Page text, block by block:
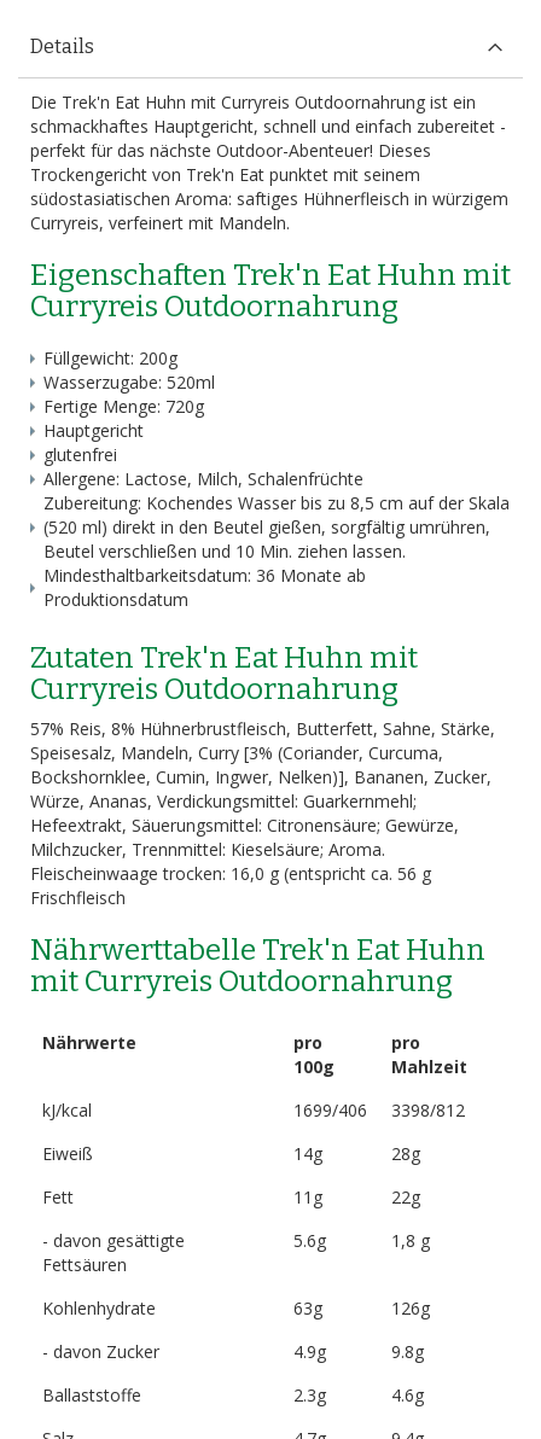
Details
Die Trek'n Eat Huhn mit Curryreis Outdoornahrung ist ein
schmackhaftes Hauptgericht, schnell und einfach zubereitet -
perfekt für das nächste Outdoor-Abenteuer! Dieses
Trockengericht von Trek'n Eat punktet mit seinem
südostasiatischen Aroma: saftiges Hühnerfleisch in würzigem
Curryreis, verfeinert mit Mandeln.
Eigenschaften Trek'n Eat Huhn mit
Curryreis Outdoornahrung
Füllgewicht: 200g
Wasserzugabe: 520ml
Fertige Menge: 720g
Hauptgericht
glutenfrei
Allergene: Lactose, Milch, Schalenfrüchte
Zubereitung: Kochendes Wasser bis zu 8,5 cm auf der Skala
(520 ml) direkt in den Beutel gießen, sorgfältig umrühren,
Beutel verschließen und 10 Min. ziehen lassen.
Mindesthaltbarkeitsdatum: 36 Monate ab
Produktionsdatum
Zutaten Trek'n Eat Huhn mit
Curryreis Outdoornahrung
57% Reis, 8% Hühnerbrustfleisch, Butterfett, Sahne, Stärke,
Speisesalz, Mandeln, Curry [3% (Coriander, Curcuma,
Bockshornklee, Cumin, Ingwer, Nelken)], Bananen, Zucker,
Würze, Ananas, Verdickungsmittel: Guarkernmehl;
Hefeextrakt, Säuerungsmittel: Citronensäure; Gewürze,
Milchzucker, Trennmittel: Kieselsäure; Aroma.
Fleischeinwaage trocken: 16,0 g (entspricht ca. 56 g
Frischfleisch
Nährwerttabelle Trek'n Eat Huhn
mit Curryreis Outdoornahrung
Nährwerte
pro
100g
pro
Mahlzeit
kJ/kcal
1699/406
3398/812
Eiweiß
14g
28g
Fett
11g
22g
- davon gesättigte
Fettsäuren
5.6g 1,8 g
Kohlenhydrate 63g
126g
- davon Zucker
4.9g
9.8g
Ballaststoffe
2.3g
4.6g